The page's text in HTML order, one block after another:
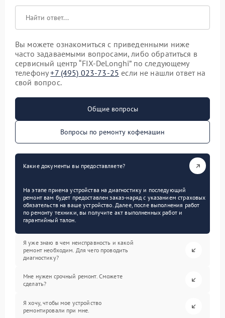
Вы можете ознакомиться с приведенными ниже
часто задаваемыми вопросами, либо обратиться в
сервисный центр “FIX-DeLonghi” по следующему
телефону+7 (495) 023-73-25 если не нашли ответ на
свой вопрос.
Общие вопросы
Вопросы по ремонту кофемашин
Какие документы вы предоставляете?
На этапе приема устройства на диагностику и последующий
ремонт вам будет предоставлен заказ-наряд с указанием страховых
обязательств на ваше устройство. Далее, после выполнения работ
по ремонту техники, вы получите акт выполненных работ и
гарантийный талон.
Я уже знаю в чем неисправность и какой
ремонт необходим. Для чего проводить
диагностику?
Мне нужен срочный ремонт. Сможете
сделать?
Я хочу, чтобы мое устройство
ремонтировали при мне.